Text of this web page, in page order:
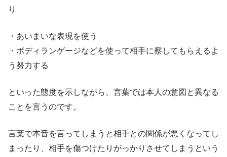
り
・あいまいな表現を使う
・ボディランゲージなどを使って相手に察してもらえるよ
う努力する
といった態度を示しながら、言葉では本人の意図と異なる
ことを言うのです。
言葉で本音を言ってしまうと相手との関係が悪くなってし
まったり、相手を傷つけたりがっかりさせてしまうという